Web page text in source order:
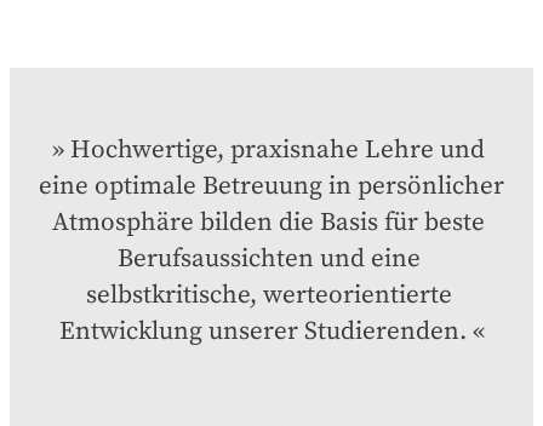
Hochwertige, praxisnahe Lehre und
eine optimale Betreuung in persönlicher
Atmosphäre bilden die Basis für beste
Berufsaussichten und eine
selbstkritische, werteorientierte
Entwicklung unserer Studierenden.